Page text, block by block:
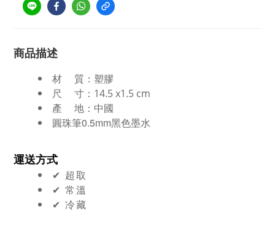
商品描述
材 質：塑膠
尺 寸：14.5 x1.5 cm
產 地：中國
圓珠筆0.5mm黑色墨水
運送方式
✔︎ 超取
✔︎ 常溫
✔︎ 冷藏